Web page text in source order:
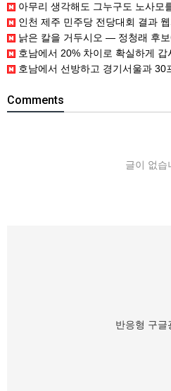
아무리 생각해도 그누구도 노사모
인천 제주 민주당 전당대회 결과
낡은 칼을 거두시오 — 정청래 후
호남에서 20% 차이로 확실하게 갑
호남에서 선방하고 경기서울과 30
Comments
글이 없습
반응형 구글